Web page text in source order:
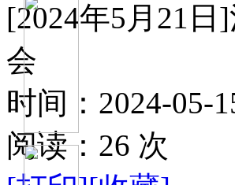
[2024年5月21
会
时间：2024-05-
阅读： 26 次